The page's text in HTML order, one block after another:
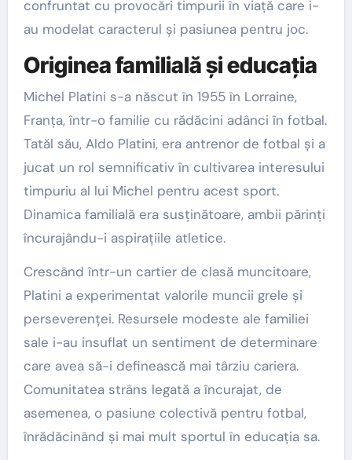
confruntat cu provocări timpurii în viață care i-
au modelat caracterul și pasiunea pentru joc.
Originea familială și educația
Michel Platini s-a născut în 1955 în Lorraine,
Franța, într-o familie cu rădăcini adânci în fotbal.
Tatăl său, Aldo Platini, era antrenor de fotbal și a
jucat un rol semnificativ în cultivarea interesului
timpuriu al lui Michel pentru acest sport.
Dinamica familială era susținătoare, ambii părinți
încurajându-i aspirațiile atletice.
Crescând într-un cartier de clasă muncitoare,
Platini a experimentat valorile muncii grele și
perseverenței. Resursele modeste ale familiei
sale i-au insuflat un sentiment de determinare
care avea să-i definească mai târziu cariera.
Comunitatea strâns legată a încurajat, de
asemenea, o pasiune colectivă pentru fotbal,
înrădăcinând și mai mult sportul în educația sa.